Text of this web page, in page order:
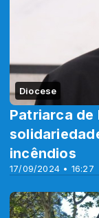
Diocese
17/09/2024 • 16:27
Patriarca de
incêndios